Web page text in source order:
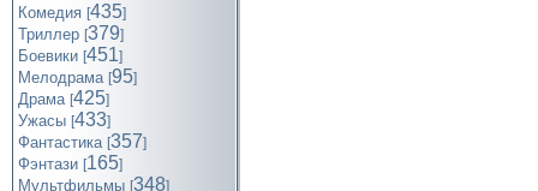
Комедия [435]
Триллер [379]
Боевики [451]
Мелодрама [95]
Драма [425]
Ужасы [433]
Фантастика [357]
Фэнтази [165]
Мультфильмы [348]